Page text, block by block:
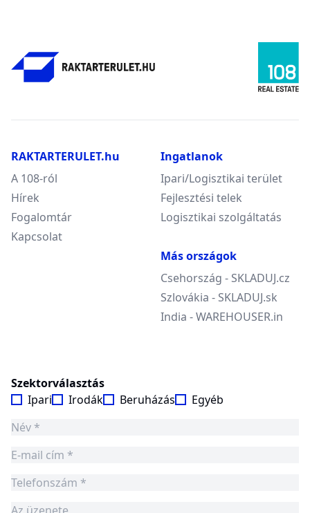
RAKTARTERULET.hu
A 108-ról
Hírek
Fogalomtár
Kapcsolat
Ingatlanok
Ipari/Logisztikai terület
Fejlesztési telek
Logisztikai szolgáltatás
Más országok
Csehország - SKLADUJ.cz
Szlovákia - SKLADUJ.sk
India - WAREHOUSER.in
Szektorválasztás
Ipari
Irodák Beruházás Egyéb